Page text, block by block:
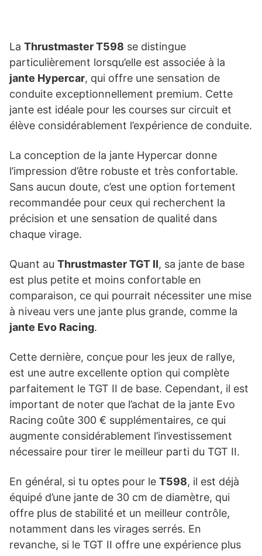
La Thrustmaster T598 se distingue
particulièrement lorsqu’elle est associée à la
jante Hypercar, qui offre une sensation de
conduite exceptionnellement premium. Cette
jante est idéale pour les courses sur circuit et
élève considérablement l’expérience de conduite.
La conception de la jante Hypercar donne
l’impression d’être robuste et très confortable.
Sans aucun doute, c’est une option fortement
recommandée pour ceux qui recherchent la
précision et une sensation de qualité dans
chaque virage.
Quant au Thrustmaster TGT II, sa jante de base
est plus petite et moins confortable en
comparaison, ce qui pourrait nécessiter une mise
à niveau vers une jante plus grande, comme la
jante Evo Racing.
Cette dernière, conçue pour les jeux de rallye,
est une autre excellente option qui complète
parfaitement le TGT II de base. Cependant, il est
important de noter que l’achat de la jante Evo
Racing coûte 300 € supplémentaires, ce qui
augmente considérablement l’investissement
nécessaire pour tirer le meilleur parti du TGT II.
En général, si tu optes pour le T598, il est déjà
équipé d’une jante de 30 cm de diamètre, qui
offre plus de stabilité et un meilleur contrôle,
notamment dans les virages serrés. En
revanche, si le TGT II offre une expérience plus